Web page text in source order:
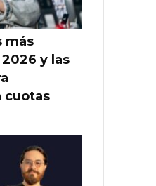
más
y las
cuotas